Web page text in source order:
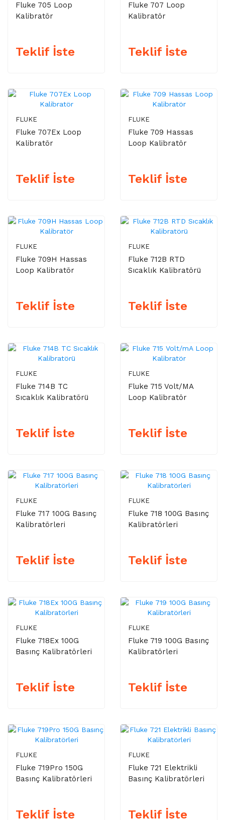
Fluke 705 Loop
Kalibratör
Teklif İste
Fluke 707 Loop
Kalibratör
Teklif İste
FLUKE
Fluke 707Ex Loop
Kalibratör
Teklif İste
FLUKE
Fluke 709 Hassas
Loop Kalibratör
Teklif İste
FLUKE
Fluke 709H Hassas
Loop Kalibratör
Teklif İste
FLUKE
Fluke 712B RTD
Sıcaklık Kalibratörü
Teklif İste
FLUKE
Fluke 714B TC
Sıcaklık Kalibratörü
Teklif İste
FLUKE
Fluke 715 Volt/mA
Loop Kalibratör
Teklif İste
FLUKE
Fluke 717 100G Basınç
Kalibratörleri
Teklif İste
FLUKE
Fluke 718 100G Basınç
Kalibratörleri
Teklif İste
FLUKE
Fluke 718Ex 100G
Basınç Kalibratörleri
Teklif İste
FLUKE
Fluke 719 100G Basınç
Kalibratörleri
Teklif İste
FLUKE
Fluke 719Pro 150G
Basınç Kalibratörleri
Teklif İste
FLUKE
Fluke 721 Elektrikli
Basınç Kalibratörleri
Teklif İste